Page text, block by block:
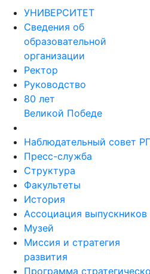
УНИВЕРСИТЕТ
Сведения об
образовательной
организации
Ректор
Руководство
80 лет
Великой Победе
Наблюдательный совет
Пресс-служба
Структура
Факультеты
История
Ассоциация выпускников
Музей
Миссия и стратегия
развития
Программа